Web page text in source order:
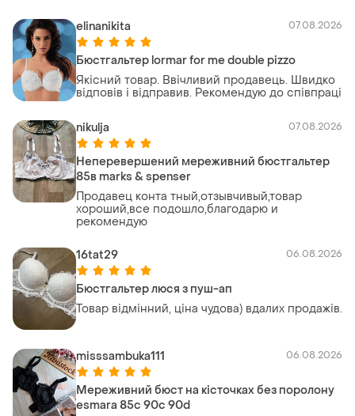
elinanikita 07.08.2026
Бюстгальтер lormar for me double pizzo
Якісний товар. Ввічливий продавець. Швидко
відповів і відправив. Рекомендую до співпраці
nikulja 07.08.2026
Неперевершений мереживний бюстгальтер
85в marks & spenser
Продавец конта тный,отзывчивый,товар
хороший,все подошло,благодарю и
рекомендую
16tat29 06.08.2026
Бюстгальтер люся з пуш-ап
Товар відмінний, ціна чудова) вдалих продажів.
misssambuka111 06.08.2026
Мереживний бюст на кісточках без поролону
esmara 85c 90c 90d